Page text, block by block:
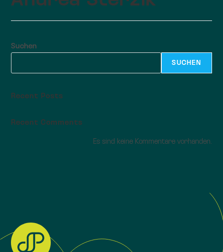
Suchen
SUCHEN
Recent Posts
Recent Comments
Es sind keine Kommentare vorhanden.